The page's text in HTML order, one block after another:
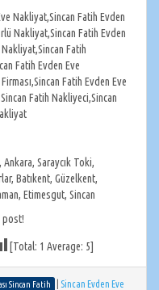
Nakliyat,Sincan Fatih Evden
Nakliyat,Sincan Fatih Evden
Fatih
Fatih Evden Eve
Fatih Evden Eve
Fatih Nakliyeci,Sincan
Saraycık Toki,
Batıkent, Güzelkent,
Etimesgut, Sincan
post!
[Total: 1 Average: 5]
Sincan Fatih
Sincan Evden Eve